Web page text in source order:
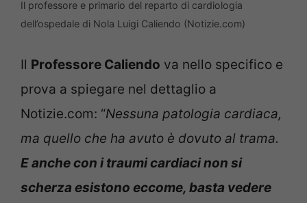
Il professore e primario del reparto di cardiologia
dell’ospedale di Nola Luigi Caliendo (Notizie.com)
Il Professore Caliendo va nello specifico e
prova a spiegare nel dettaglio a
Notizie.com: “Nessuna patologia cardiaca,
ma quello che ha avuto è dovuto al trama.
E anche con i traumi cardiaci non si
scherza esistono eccome, basta vedere